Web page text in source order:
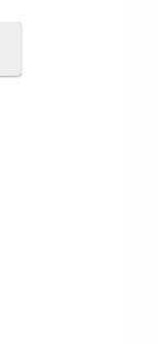
厚感のある石
す。 これか